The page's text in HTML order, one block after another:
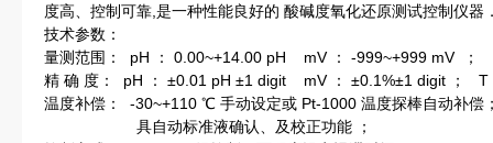
度高、控制可靠,是一种性能良好的 酸碱度氧化还原测试控制仪器
技术参数：
量测范围： pH ： 0.00~+14.00 pH mV ： -999~+999 mV ；
精 确 度： pH ： ±0.01 pH ±1 digit mV ： ±0.1%±1 digit ； T
温度补偿： -30~+110 ℃ 手动设定或 Pt-1000 温度探棒自动补偿
具自动标准液确认、及校正功能 ；